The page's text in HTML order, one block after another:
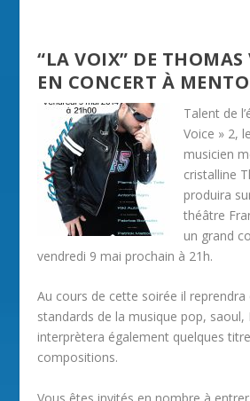
“LA VOIX” DE THOMAS
EN CONCERT À
Talent de
Voice » 2,
musicien
cristalline
produira
théâtre
un grand
vendredi 9 mai prochain à 21h.
Au cours de cette soirée il reprendra
standards de la musique pop, saoul,
interprètera également quelques
compositions.